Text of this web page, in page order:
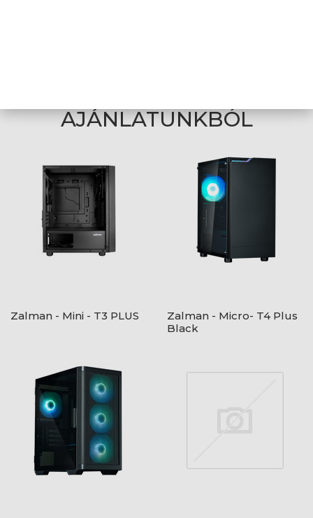
AJÁNLATUNKBÓL
Zalman - Mini - T3 PLUS
Zalman - Micro- T4 Plus
Black